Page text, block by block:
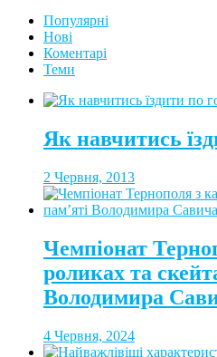
Популярні
Нові
Коментарі
Теми
Як навчитись
2 Червня, 2013
Чемпіонат
роликах та
Володимира
4 Червня, 2024